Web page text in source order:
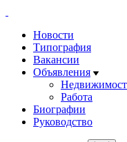
Новости
Типография
Вакансии
Объявления
Работа
Биографии
Руководство